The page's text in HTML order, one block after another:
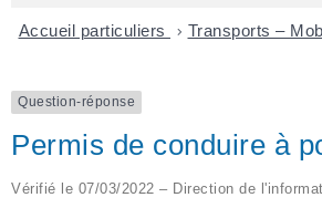
Accueil particuliers > Transports –
Question-réponse
Permis de conduire à
Vérifié le 07/03/2022 – Direction de